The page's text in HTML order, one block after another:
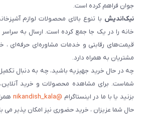
جوان فراهم کرده است.
نیک‌اندیش با تنوع بالای محصولات لوازم
خانه را در یک جا جمع کرده است. ارسال به
قیمت‌های رقابتی و خدمات مشاوره‌ای حرفه‌ای ،
مشتریان به همراه دارد.
چه در حال خرید جهیزیه باشید، چه به دنبال
شماست. برای مشاهده محصولات و خرید
بزنید یا با ما در اینستاگرام @nikandish_kala
حال شما عزیزان ، خرید حضوری نیز امکان پذیر می